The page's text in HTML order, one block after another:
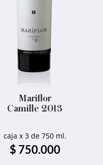
Mariflor
Camille 2013
caja x 3 de 750 ml.
$ 750.000